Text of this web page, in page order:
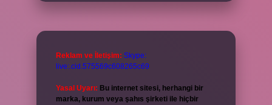
Reklam ve İletişim: Skype:
live:.cid.575569c608265c69
Yasal Uyarı: Bu internet sitesi, herhangi bir
marka, kurum veya şahıs şirketi ile hiçbir